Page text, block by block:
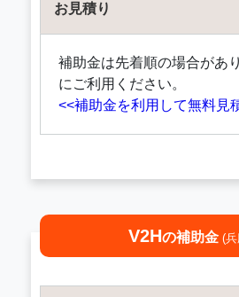
お見積り
補助金は先着順の場合があ
にご利用ください。
<<補助金を利用して無料見
V2Hの補助金 (